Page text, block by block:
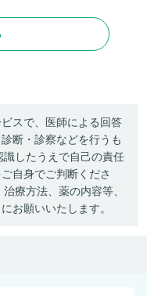
スで、医師による回答
断・診察などを行うも
したうえで自己の責任
自身でご判断くださ
療方法、薬の内容等、
お願いいたします。